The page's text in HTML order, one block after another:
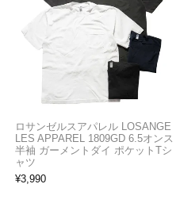
ロサンゼルスアパレル LOSANGE
LES APPAREL 1809GD 6.5オンス
半袖 ガーメントダイ ポケットTシ
ャツ
¥3,990